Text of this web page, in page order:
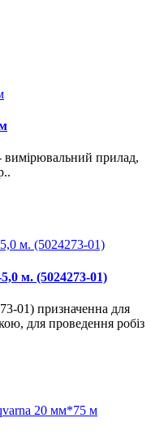
вимірювальний прилад,
м. (5024273-01)
01) призначенна для
для проведення робіз